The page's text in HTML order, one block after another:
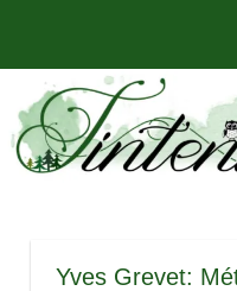
springen
Tintenhain
–
Der
Rezensionen
und
mehr
Yves Grevet: